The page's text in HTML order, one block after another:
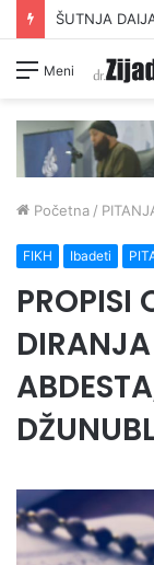
DAVANJE
Meni
Početna /
FIKH Ibadeti
PROPISI